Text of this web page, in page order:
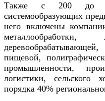
Также с 200 до
системообразующих
него включены
пищевой,
промышленности,
логистики, сельского
порядка 40%